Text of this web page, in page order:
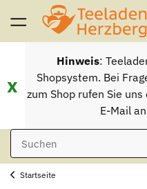
x
Hinweis:
Shopsystem. Bei
zum Shop rufen Sie
E-Mail
Startseite